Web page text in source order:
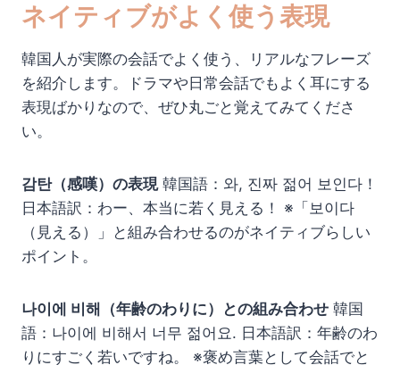
ネイティブがよく使う表現
韓国人が実際の会話でよく使う、リアルなフレーズ
を紹介します。ドラマや日常会話でもよく耳にする
表現ばかりなので、ぜひ丸ごと覚えてみてくださ
い。
감탄（感嘆）の表現韓国語：와, 진짜 젊어 보인다！
日本語訳：わー、本当に若く見える！ ※「보이다
（見える）」と組み合わせるのがネイティブらしい
ポイント。
나이에 비해（年齢のわりに）との組み合わせ 韓国
語：나이에 비해서 너무 젊어요. 日本語訳：年齢のわ
りにすごく若いですね。 ※褒め言葉として会話でと